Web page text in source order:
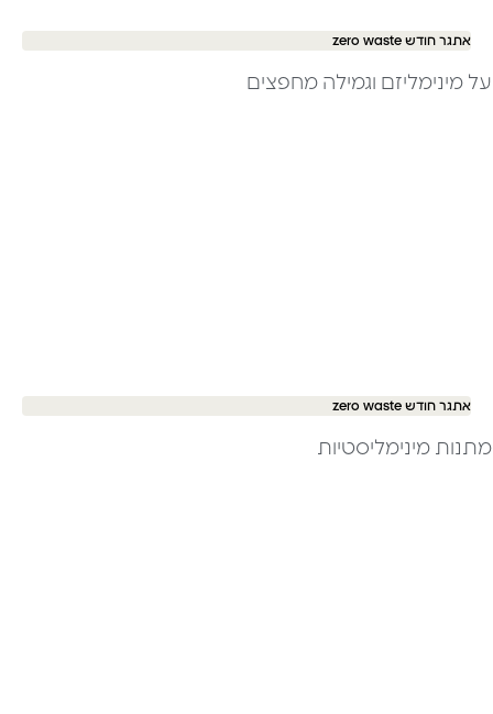
אתגר חודש zero waste
על מינימליזם וגמילה מחפצים
אתגר חודש zero waste
מתנות מינימליסטיות